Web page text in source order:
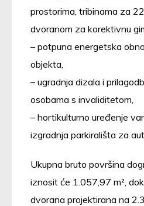
prostorima, tribinama za
dvoranom za korektivnu
– potpuna energetska
objekta,
– ugradnja dizala i
osobama s invaliditetom,
– hortikulturno uređenje
izgradnja parkirališta za
Ukupna bruto površina
iznosit će 1.057,97 m²,
dvorana projektirana na